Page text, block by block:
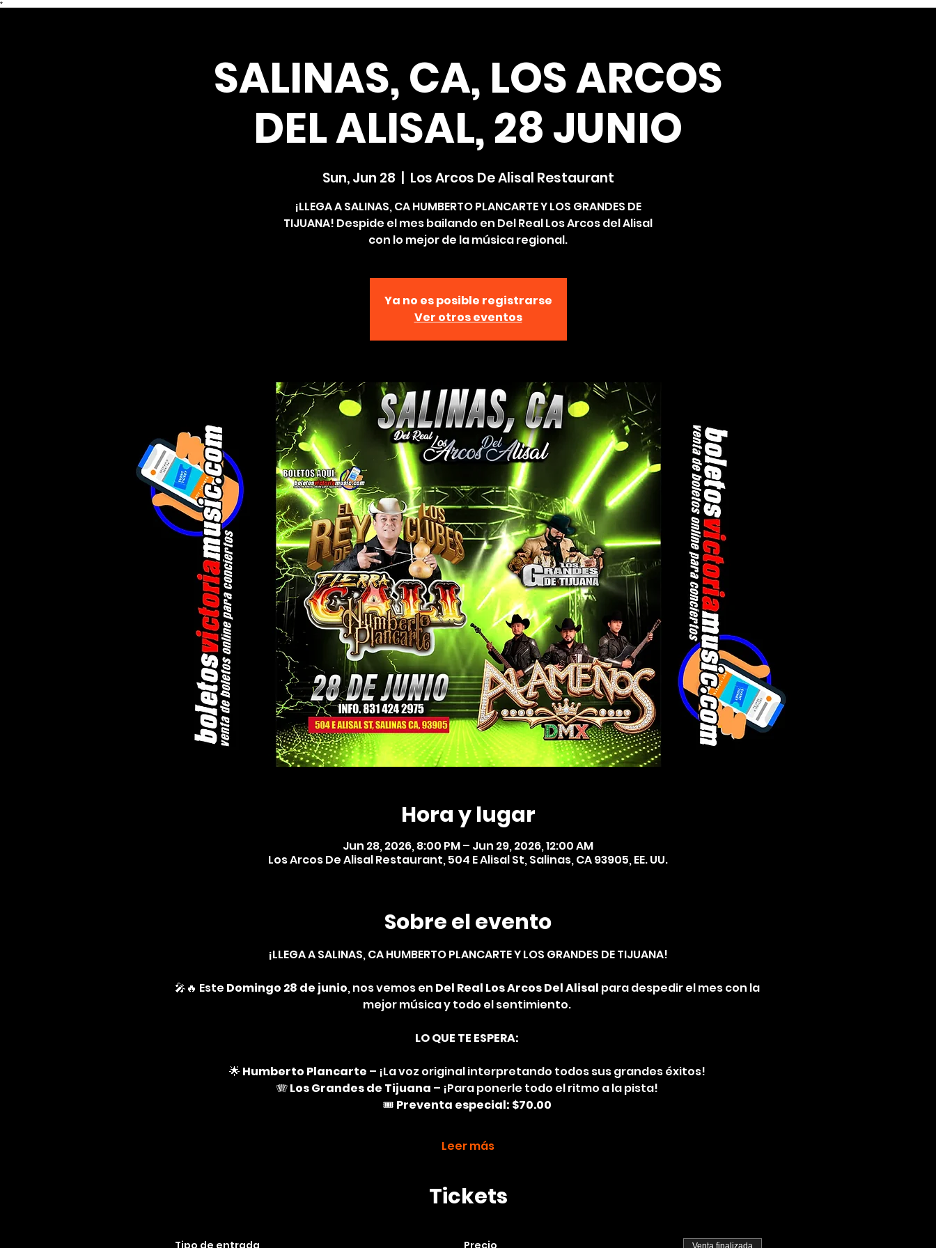
*
SALINAS, CA, LOS ARCOS
DEL ALISAL, 28 JUNIO
Sun, Jun 28 Los Arcos De Alisal Restaurant
¡LLEGA A SALINAS, CA HUMBERTO PLANCARTE Y LOS GRANDES DE
TIJUANA! Despide el mes bailando en Del Real Los Arcos del Alisal
con lo mejor de la música regional.
Ya no es posible registrarse
Ver otros eventos
Hora y lugar
Jun 28, 2026, 8:00 PM – Jun 29, 2026, 12:00 AM
Los Arcos De Alisal Restaurant, 504 E Alisal St, Salinas, CA 93905, EE. UU.
Sobre el evento
¡LLEGA A SALINAS, CA HUMBERTO PLANCARTE Y LOS GRANDES DE TIJUANA!
🎤🔥 Este Domingo 28 de junio, nos vemos en Del Real Los Arcos Del Alisal para despedir el mes con la
mejor música y todo el sentimiento.
LO QUE TE ESPERA:
🌟 Humberto Plancarte – ¡La voz original interpretando todos sus grandes éxitos!
🪗 Los Grandes de Tijuana – ¡Para ponerle todo el ritmo a la pista!
🎟️ Preventa especial: $70.00
Leer más
Tickets
Tipo de entrada Precio Venta finalizada